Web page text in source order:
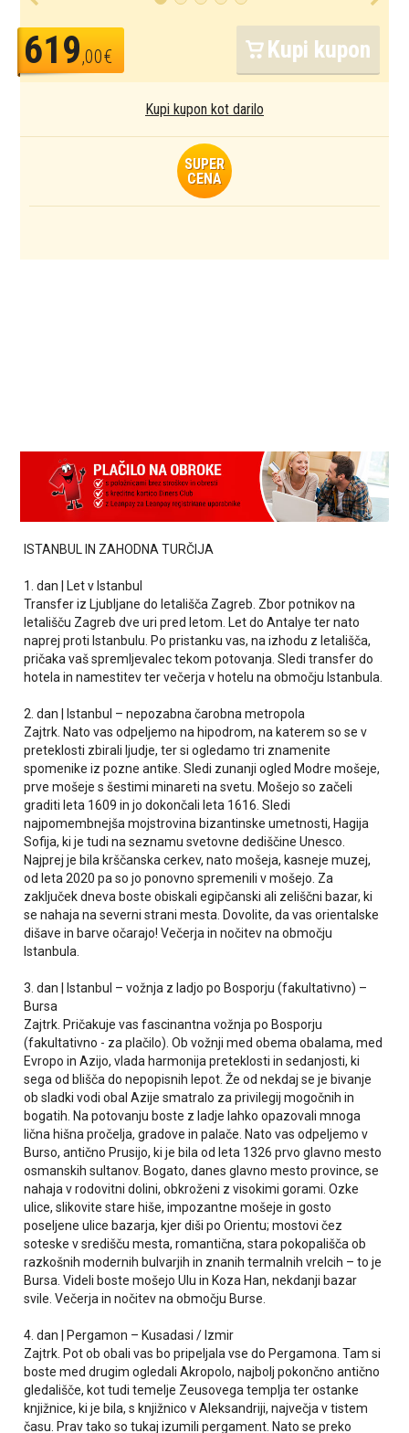
619,00€ Kupi kupon
Kupi kupon kot darilo
SUPER
CENA
ISTANBUL IN ZAHODNA TURČIJA
1. dan | Let v Istanbul
Transfer iz Ljubljane do letališča Zagreb. Zbor potnikov na
letališču Zagreb dve uri pred letom. Let do Antalye ter nato
naprej proti Istanbulu. Po pristanku vas, na izhodu z letališča,
pričaka vaš spremljevalec tekom potovanja. Sledi transfer do
hotela in namestitev ter večerja v hotelu na območju Istanbula.
2. dan | Istanbul – nepozabna čarobna metropola
Zajtrk. Nato vas odpeljemo na hipodrom, na katerem so se v
preteklosti zbirali ljudje, ter si ogledamo tri znamenite
spomenike iz pozne antike. Sledi zunanji ogled Modre mošeje,
prve mošeje s šestimi minareti na svetu. Mošejo so začeli
graditi leta 1609 in jo dokončali leta 1616. Sledi
najpomembnejša mojstrovina bizantinske umetnosti, Hagija
Sofija, ki je tudi na seznamu svetovne dediščine Unesco.
Najprej je bila krščanska cerkev, nato mošeja, kasneje muzej,
od leta 2020 pa so jo ponovno spremenili v mošejo. Za
zaključek dneva boste obiskali egipčanski ali zeliščni bazar, ki
se nahaja na severni strani mesta. Dovolite, da vas orientalske
dišave in barve očarajo! Večerja in nočitev na območju
Istanbula.
3. dan | Istanbul – vožnja z ladjo po Bosporju (fakultativno) –
Bursa
Zajtrk. Pričakuje vas fascinantna vožnja po Bosporju
(fakultativno - za plačilo). Ob vožnji med obema obalama, med
Evropo in Azijo, vlada harmonija preteklosti in sedanjosti, ki
sega od blišča do nepopisnih lepot. Že od nekdaj se je bivanje
ob sladki vodi obal Azije smatralo za privilegij mogočnih in
bogatih. Na potovanju boste z ladje lahko opazovali mnoga
lična hišna pročelja, gradove in palače. Nato vas odpeljemo v
Burso, antično Prusijo, ki je bila od leta 1326 prvo glavno mesto
osmanskih sultanov. Bogato, danes glavno mesto province, se
nahaja v rodovitni dolini, obkroženi z visokimi gorami. Ozke
ulice, slikovite stare hiše, impozantne mošeje in gosto
poseljene ulice bazarja, kjer diši po Orientu; mostovi čez
soteske v središču mesta, romantična, stara pokopališča ob
razkošnih modernih bulvarjih in znanih termalnih vrelcih – to je
Bursa. Videli boste mošejo Ulu in Koza Han, nekdanji bazar
svile. Večerja in nočitev na območju Burse.
4. dan | Pergamon – Kusadasi / Izmir
Zajtrk. Pot ob obali vas bo pripeljala vse do Pergamona. Tam si
boste med drugim ogledali Akropolo, najbolj pokončno antično
gledališče, kot tudi temelje Zeusovega templja ter ostanke
knjižnice, ki je bila, s knjižnico v Aleksandriji, največja v tistem
času. Prav tako so tukaj izumili pergament. Nato se preko